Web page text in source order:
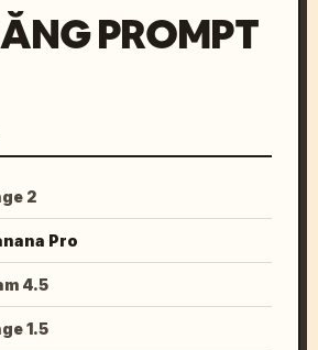
PROMPT
2
Pro
4.5
1.5